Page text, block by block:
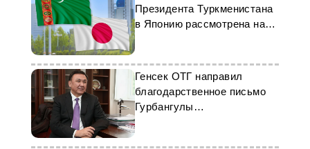
Президента Туркменистана
в Японию рассмотрена на
заседании правительства
Генсек ОТГ направил
благодарственное письмо
Гурбангулы
Бердымухамедову